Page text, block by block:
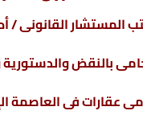
المستشار القانونى
بالنقض والدستورية
عقارات فى العاصمة